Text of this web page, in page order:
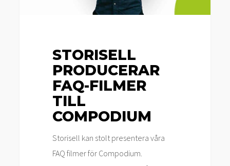
STORISELL
PRODUCERAR
FAQ-FILMER
TILL
COMPODIUM
Storisell kan stolt presentera våra
FAQ filmer för Compodium.